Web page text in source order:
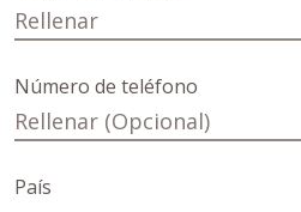
Número de teléfono
País